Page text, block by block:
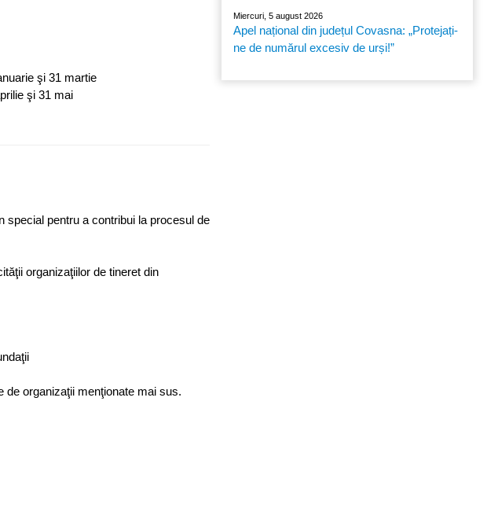
şi 31 martie
şi 31 mai
special pentru a contribui la procesul de
organizaţiilor de tineret din
de organizaţii menţionate mai sus.
Miercuri, 5 august 2026
Apel național din județul Covasna: „Protejați-
ne de numărul excesiv de urși!”